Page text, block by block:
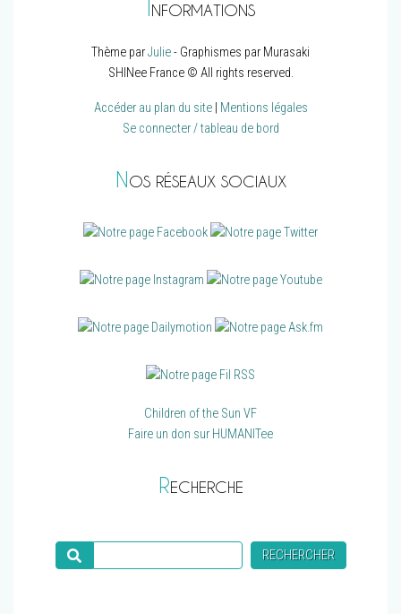
NFORMATIONS
Thème parJulie- Graphismes par Murasaki
SHINee France © All rights reserved.
Accéder au plan du site| Mentions légales
Se connecter / tableau de bord
N OS RÉSEAUX SOCIAUX
Children of the Sun VF
Faire un don sur HUMANITee
RECHERCHE
RECHERCHER